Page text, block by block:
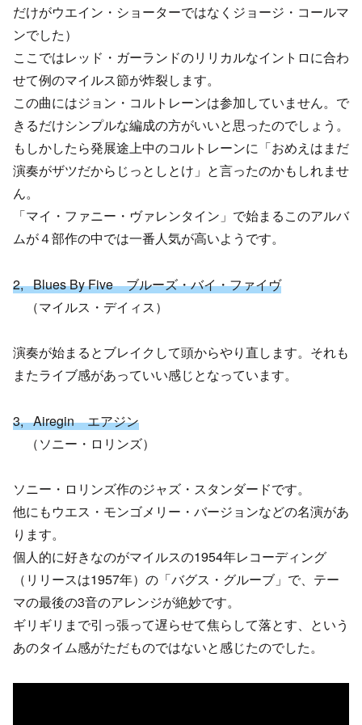
だけがウエイン・ショーターではなくジョージ・コールマ
ンでした）
ここではレッド・ガーランドのリリカルなイントロに合わ
せて例のマイルス節が炸裂します。
この曲にはジョン・コルトレーンは参加していません。で
きるだけシンプルな編成の方がいいと思ったのでしょう。
もしかしたら発展途上中のコルトレーンに「おめえはまだ
演奏がザツだからじっとしとけ」と言ったのかもしれませ
ん。
「マイ・ファニー・ヴァレンタイン」で始まるこのアルバ
ムが４部作の中では一番人気が高いようです。
2, Blues By Five ブルーズ・バイ・ファイヴ
（マイルス・デイィス）
演奏が始まるとブレイクして頭からやり直します。それも
またライブ感があっていい感じとなっています。
3, Airegin エアジン
（ソニー・ロリンズ）
ソニー・ロリンズ作のジャズ・スタンダードです。
他にもウエス・モンゴメリー・バージョンなどの名演があ
ります。
個人的に好きなのがマイルスの1954年レコーディング
（リリースは1957年）の「バグス・グルーブ」で、テー
マの最後の3音のアレンジが絶妙です。
ギリギリまで引っ張って遅らせて焦らして落とす、という
あのタイム感がただものではないと感じたのでした。